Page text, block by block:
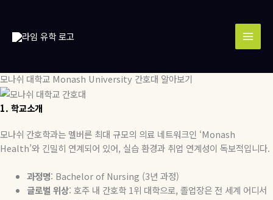
너
뛰
기
모나쉬 대학교 Monash University 간호대 알아보기
1. 학교소개
모나쉬 간호학과는 멜버른 최대 규모의 의료 네트워크인 ‘Monash
Health’와 긴밀히 연계되어 있어, 실습 환경과 취업 연계성이 독보적입니다.
과정명: Bachelor of Nursing (3년 과정)
글로벌 위상: 호주 내 간호학1위 대학으로, 졸업장은 전 세계 어디서